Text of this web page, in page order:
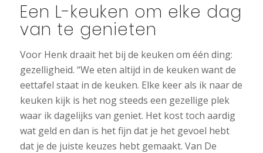
Een L-keuken om elke dag
van te genieten
Voor Henk draait het bij de keuken om één ding:
gezelligheid. “We eten altijd in de keuken want de
eettafel staat in de keuken. Elke keer als ik naar de
keuken kijk is het nog steeds een gezellige plek
waar ik dagelijks van geniet. Het kost toch aardig
wat geld en dan is het fijn dat je het gevoel hebt
dat je de juiste keuzes hebt gemaakt. Van De